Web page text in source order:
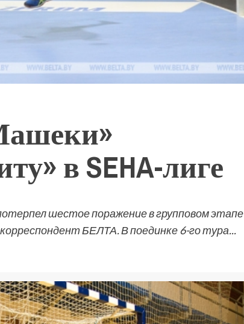
в SEHA-лиге
шестое поражение в групповом этапе
БЕЛТА. В поединке 6-го тура...